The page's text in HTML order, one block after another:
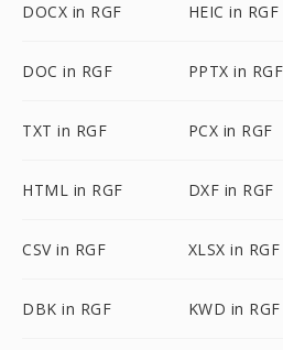
DOCX in RGF HEIC in RGF
DOC in RGF PPTX in RGF
TXT in RGF PCX in RGF
HTML in RGF DXF in RGF
CSV in RGF XLSX in RGF
DBK in RGF KWD in RGF